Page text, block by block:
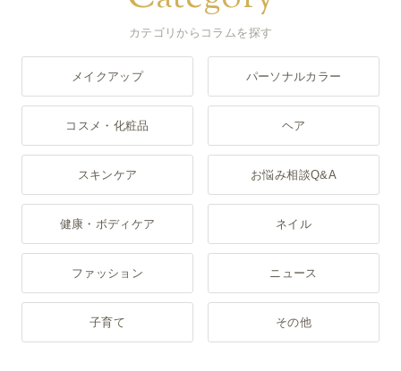
カテゴリからコラムを探す
メイクアップ パーソナルカラー
コスメ・化粧品 ヘア
スキンケア お悩み相談Q&A
健康・ボディケア ネイル
ファッション ニュース
子育て その他